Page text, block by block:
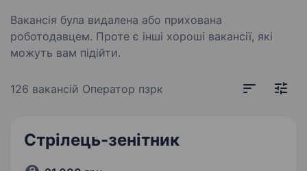
Вакансія була видалена або прихована
роботодавцем. Проте є інші хороші вакансії, які
можуть вам підійти.
126 вакансій Оператор пзрк
Стрілець-зенітник